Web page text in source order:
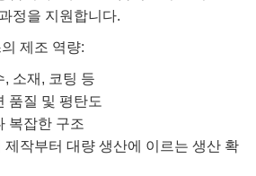
정을 지원합니다.
제조 역량:
, 소재, 코팅 등
품질 및 평탄도
복잡한 구조
제작부터 대량 생산에 이르는 생산 확